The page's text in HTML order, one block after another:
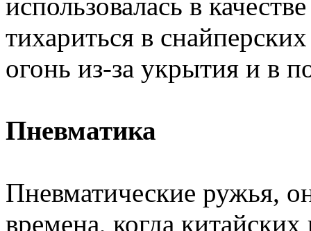
тихариться в
огонь из-за укрытия и в
Пневматика
Пневматические ружья,
времена, когда